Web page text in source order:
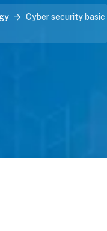
Cyber security basic